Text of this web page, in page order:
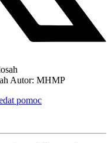
Autor: MHMP
pomoc